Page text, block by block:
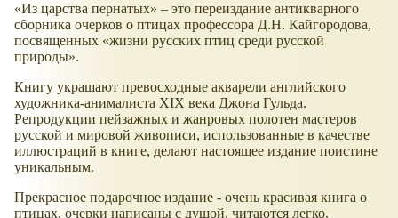
«Из царства пернатых» – это переиздание антикварного
сборника очерков о птицах профессора Д.Н. Кайгородова,
посвященных «жизни русских птиц среди русской
природы».
Книгу украшают превосходные акварели английского
художника-анималиста XIX века Джона Гульда.
Репродукции пейзажных и жанровых полотен мастеров
русской и мировой живописи, использованные в качестве
иллюстраций в книге, делают настоящее издание поистине
уникальным.
Прекрасное подарочное издание - очень красивая книга о
птицах, очерки написаны с душой, читаются легко.